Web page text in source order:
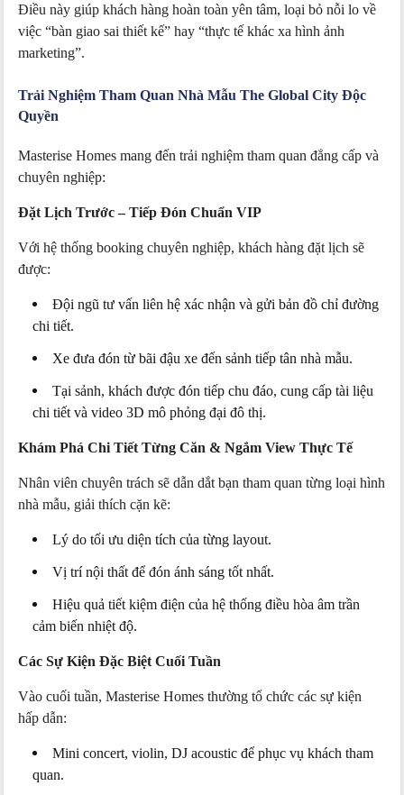
Điều này giúp khách hàng hoàn toàn yên tâm, loại bỏ nỗi lo về
việc “bàn giao sai thiết kế” hay “thực tế khác xa hình ảnh
marketing”.
Trải Nghiệm Tham Quan Nhà Mẫu The Global City Độc
Quyền
Masterise Homes mang đến trải nghiệm tham quan đẳng cấp và
chuyên nghiệp:
Đặt Lịch Trước – Tiếp Đón Chuẩn VIP
Với hệ thống booking chuyên nghiệp, khách hàng đặt lịch sẽ
được:
Đội ngũ tư vấn liên hệ xác nhận và gửi bản đồ chỉ đường
chi tiết.
Xe đưa đón từ bãi đậu xe đến sảnh tiếp tân nhà mẫu.
Tại sảnh, khách được đón tiếp chu đáo, cung cấp tài liệu
chi tiết và video 3D mô phỏng đại đô thị.
Khám Phá Chi Tiết Từng Căn & Ngắm View Thực Tế
Nhân viên chuyên trách sẽ dẫn dắt bạn tham quan từng loại hình
nhà mẫu, giải thích cặn kẽ:
Lý do tối ưu diện tích của từng layout.
Vị trí nội thất để đón ánh sáng tốt nhất.
Hiệu quả tiết kiệm điện của hệ thống điều hòa âm trần
cảm biến nhiệt độ.
Các Sự Kiện Đặc Biệt Cuối Tuần
Vào cuối tuần, Masterise Homes thường tổ chức các sự kiện
hấp dẫn:
Mini concert, violin, DJ acoustic để phục vụ khách tham
quan.